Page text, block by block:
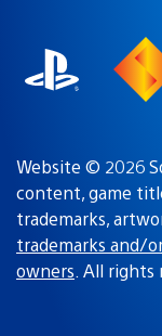
Website © 2026
content, game
trademarks,
trademarks and/
owners. All rights